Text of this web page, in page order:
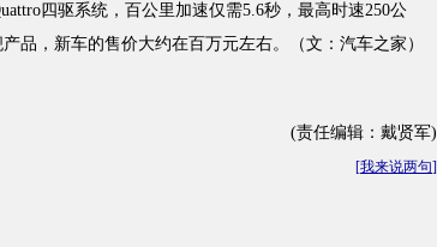
四驱系统，百公里加速仅需5.6秒，最高时速250公
品，新车的售价大约在百万元左右。（文：汽车之家）
(责任编辑：戴贤军)
[我来说两句]